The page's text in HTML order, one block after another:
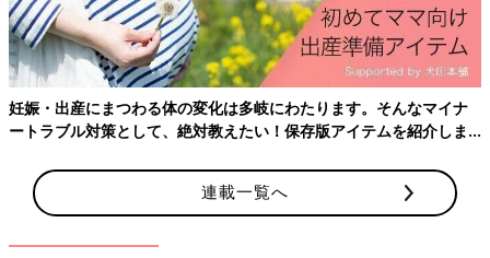
陣痛落ち着く
3/8 40w6d
2:30
導尿、抗生剤点滴、子宮口変わらず
導尿、炎症反応ないか採血
7:00
痛みレベル5くらいになり、麻酔薬を点滴注入してもらう
妊娠・出産にまつわる体の変化は多岐にわたります。そんなマイナ
ートラブル対策として、絶対教えたい！保存版アイテムを紹介しま
連載一覧へ